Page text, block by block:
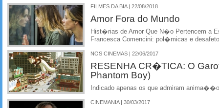
FILMES DA BIA | 22/08/2018
Amor Fora do Mundo
Hist�rias de Amor Que N�o Pertencem a
Francesca Comencini: pol�micas e
NOS CINEMAS | 22/06/2017
RESENHA CR�TICA: O
Phantom Boy)
Indicado apenas os que admiram
CINEMANIA | 30/03/2017